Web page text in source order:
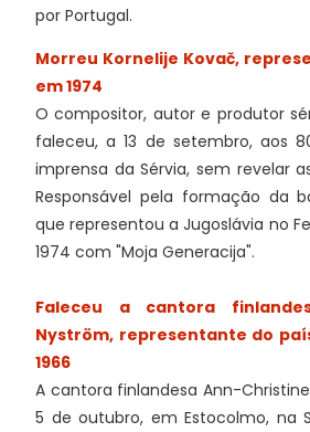
por Portugal.
Morreu Kornelije Kovač,
em 1974
O compositor, autor e produtor
faleceu, a 13 de setembro, aos
imprensa da Sérvia, sem revelar
Responsável pela formação da
que representou a Jugoslávia no
1974 com "Moja Generacija".
Faleceu a cantora
Nyström, representante do
1966
A cantora finlandesa Ann-
5 de outubro, em Estocolmo, na